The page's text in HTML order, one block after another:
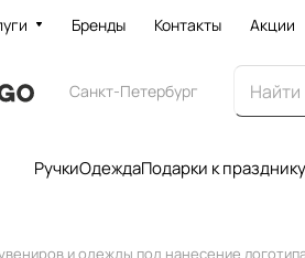
Бренды Контакты Акции
Санкт-Петербург
РучкиОдеждаПодарки к празднику
и одежды под нанесение